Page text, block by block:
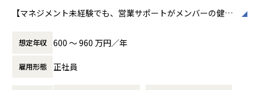
アヴァントの社長をはじめ役員陣は全員エンジニア出身。本
きました。
社員ひとりひとりのためになる業務やミッションは何か、近
い立場で考えてくれたり相談できたりするのは、大きな安心
につながると思います。
社から、「すごい！」と評価される『コト』
のもと、これからもお客様の信頼と期待に応
【マネジメント未経験でも、営業サポートがメンバーの健康
や折衝等の上流工程に携わる事が可能】
■職務内容
エンドユーザー・SIerとの直取引により、サーバー、ネット
想定年収 600 〜 960 万円／年
雇用形態 正社員